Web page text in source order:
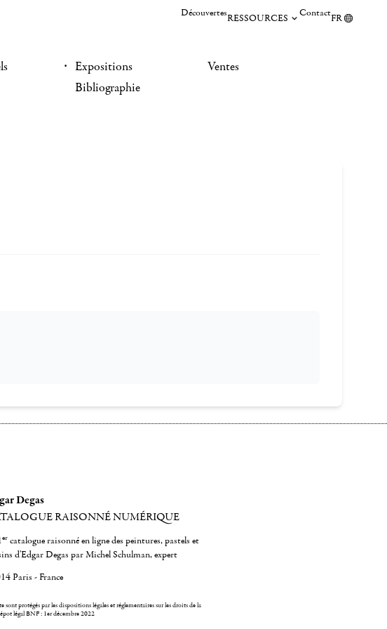
DécouvertesRESSOURCES ContactFR
Expositions
Bibliographie
Ventes
Degas
RAISONNÉ NUMÉRIQUE
er catalogue raisonné en ligne des peintures, pastels et
d'Edgar Degas par Michel Schulman, expert
Paris - France
sont protégés par les dispositions légales et réglementaires sur les droits de la
légal BNF : 1er décembre 2022